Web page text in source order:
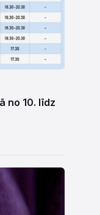
no 10. līdz